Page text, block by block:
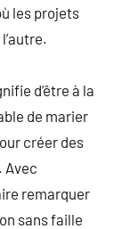
les projets
d’être à la
de marier
créer des
Avec
remarquer
sans faille